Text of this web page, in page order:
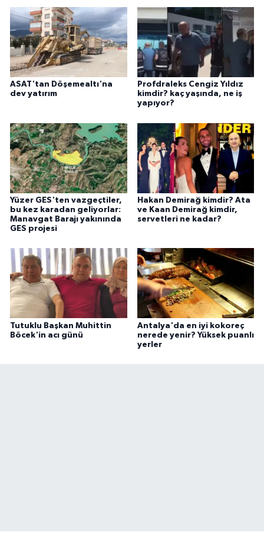
ASAT'tan Döşemealtı'na
dev yatırım
Profdraleks Cengiz Yıldız
kimdir? kaç yaşında, ne iş
yapıyor?
Yüzer GES'ten vazgeçtiler,
bu kez karadan geliyorlar:
Manavgat Barajı yakınında
GES projesi
Hakan Demirağ kimdir? Ata
ve Kaan Demirağ kimdir,
servetleri ne kadar?
Tutuklu Başkan Muhittin
Böcek'in acı günü
Antalya'da en iyi kokoreç
nerede yenir? Yüksek puanlı
yerler